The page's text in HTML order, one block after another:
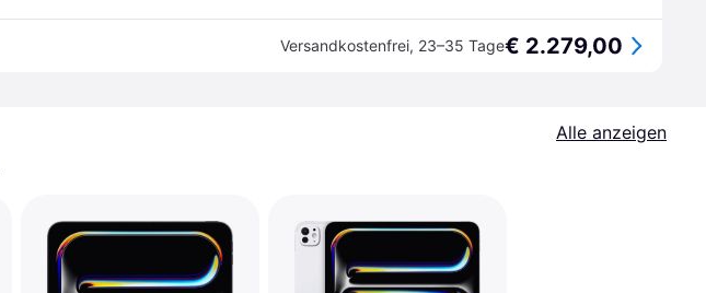
Versandkostenfrei, 23–35 Tage€ 2.279,00
Alle anzeigen